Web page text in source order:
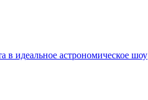
в идеальное астрономическое шоу